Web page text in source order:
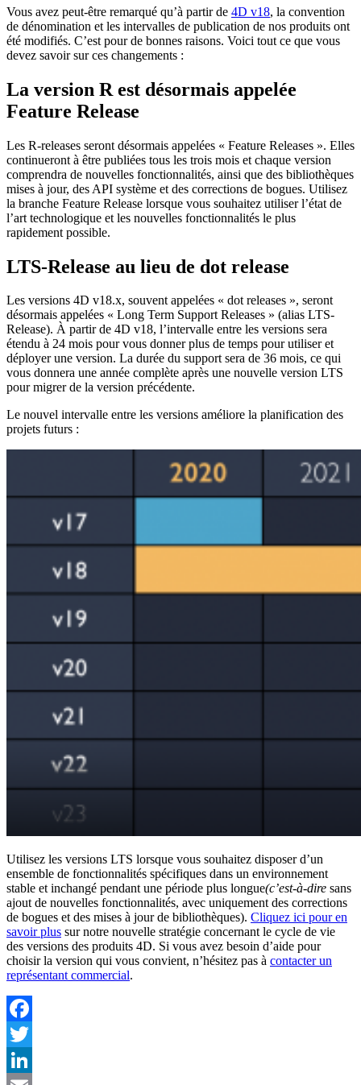
Vous avez peut-être remarqué qu’à partir de 4D v18, la convention
de dénomination et les intervalles de publication de nos produits ont
été modifiés. C’est pour de bonnes raisons. Voici tout ce que vous
devez savoir sur ces changements :
La version R est désormais appelée
Feature Release
Les R-releases seront désormais appelées « Feature Releases ». Elles
continueront à être publiées tous les trois mois et chaque version
comprendra de nouvelles fonctionnalités, ainsi que des bibliothèques
mises à jour, des API système et des corrections de bogues. Utilisez
la branche Feature Release lorsque vous souhaitez utiliser l’état de
l’art technologique et les nouvelles fonctionnalités le plus
rapidement possible.
LTS-Release au lieu de dot release
Les versions 4D v18.x, souvent appelées « dot releases », seront
désormais appelées « Long Term Support Releases » (alias LTS-
Release). À partir de 4D v18, l’intervalle entre les versions sera
étendu à 24 mois pour vous donner plus de temps pour utiliser et
déployer une version. La durée du support sera de 36 mois, ce qui
vous donnera une année complète après une nouvelle version LTS
pour migrer de la version précédente.
Le nouvel intervalle entre les versions améliore la planification des
projets futurs :
Utilisez les versions LTS lorsque vous souhaitez disposer d’un
ensemble de fonctionnalités spécifiques dans un environnement
stable et inchangé pendant une période plus longue(c’est-à-dire sans
ajout de nouvelles fonctionnalités, avec uniquement des corrections
de bogues et des mises à jour de bibliothèques). Cliquez ici pour en
savoir plus sur notre nouvelle stratégie concernant le cycle de vie
des versions des produits 4D. Si vous avez besoin d’aide pour
choisir la version qui vous convient, n’hésitez pas à contacter un
représentant commercial.
Facebook
Twitter